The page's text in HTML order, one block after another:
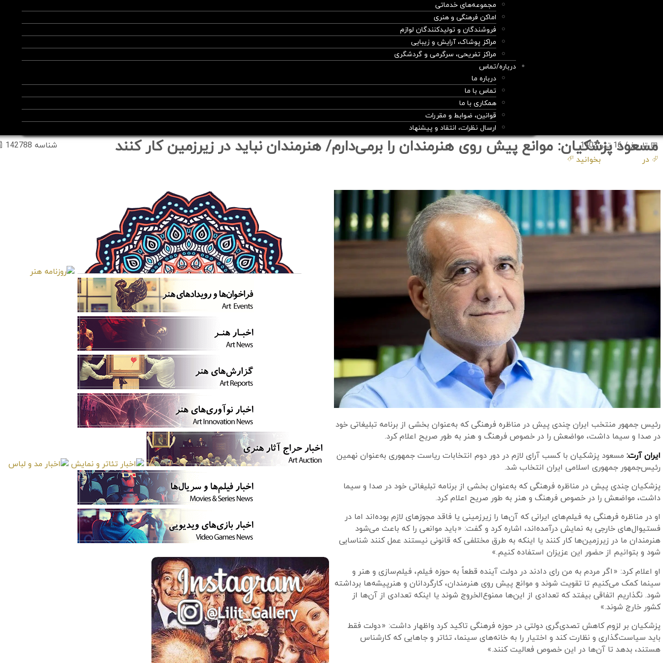
مجموعه‌های خدماتی
اماکن فرهنگی و هنری
فروشندگان و تولیدکنندگان لوازم
مراکز پوشاک، آرایش و زیبایی
مراکز تفریحی، سرگرمی و گردشگری
درباره/تماس
درباره ما
تماس با ما
همکاری با ما
قوانین، ضوابط و مقررات
ارسال نظرات، انتقاد و پیشنهاد
📅 تاریخ / 16 تیر 1403
مسعود پزشکیان: موانع پیش روی هنرمندان را برمی‌دارم/ هنرمندان نباید در زیرزمین کار کنند
⮰ در بخوانید ⮶
شناسه 142788 📰
رئیس جمهور منتخب ایران چندی پیش در مناظره فرهنگی که به‌عنوان بخشی از برنامه تبلیغاتی خود
در صدا و سیما داشت، مواضعش را در خصوص فرهنگ و هنر به طور صریح اعلام کرد.
ایران آرت: مسعود پزشکیان با کسب آرای لازم در دور دوم انتخابات ریاست جمهوری به‌عنوان نهمین
رئیس‌جمهور جمهوری اسلامی ایران انتخاب شد.
پزشکیان چندی پیش در مناظره فرهنگی که به‌عنوان بخشی از برنامه تبلیغاتی خود در صدا و سیما
داشت، مواضعش را در خصوص فرهنگ و هنر به طور صریح اعلام کرد.
او در مناظره فرهنگی به فیلم‌های ایرانی که آن‌ها را زیرزمینی یا فاقد مجوزهای لازم بوده‌اند اما در
فستیوال‌های خارجی به نمایش درآمده‌اند، اشاره کرد و گفت: «باید موانعی را که باعث می‌شود
هنرمندان ما در زیرزمین‌ها کار کنند یا اینکه به طرق مختلفی که قانونی نیستند عمل کنند شناسایی
شود و بتوانیم از حضور این عزیزان استفاده کنیم.»
او اعلام کرد: «اگر مردم به من رای دادند در دولت آینده قطعاً به حوزه فیلم، فیلم‌سازی و هنر و
سینما کمک می‌کنیم تا تقویت شوند و موانع پیش روی هنرمندان، کارگردانان و هنرپیشه‌ها برداشته
شود. نگذاریم اتفاقی بیفتد که تعدادی از این‌ها ممنوع‌الخروج شوند یا اینکه تعدادی از آن‌ها از
کشور خارج شوند.»
پزشکیان بر لزوم کاهش تصدی‌گری دولتی در حوزه فرهنگی تاکید کرد واظهار داشت: «دولت فقط
باید سیاست‌گذاری و نظارت کند و اختیار را به خانه‌های سینما، تئاتر و جاهایی که کارشناس
هستند، بدهد تا آن‌ها در این خصوص فعالیت کنند.»